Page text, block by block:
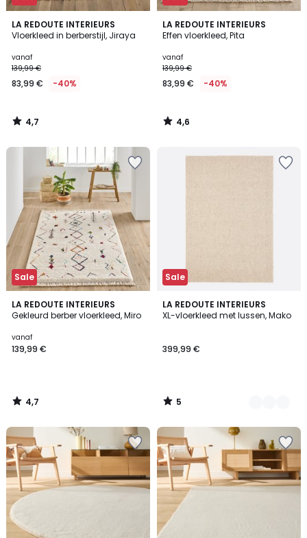
LA REDOUTE INTERIEURS
Vloerkleed in berberstijl, Jiraya
vanaf
139,99 €
83,99 € -40%
4,7
/ 5
4,7
/
LA REDOUTE INTERIEURS
Effen vloerkleed, Pita
vanaf
139,99 €
83,99 € -40%
4,6
/ 5
4,6
/
Sale
LA REDOUTE INTERIEURS
Gekleurd berber vloerkleed, Miro
vanaf
139,99 €
4,7
/ 5
4,7
/
Sale
LA REDOUTE INTERIEURS
XL-vloerkleed met lussen, Mako
399,99 €
5
/
2
Kleuren
5
/